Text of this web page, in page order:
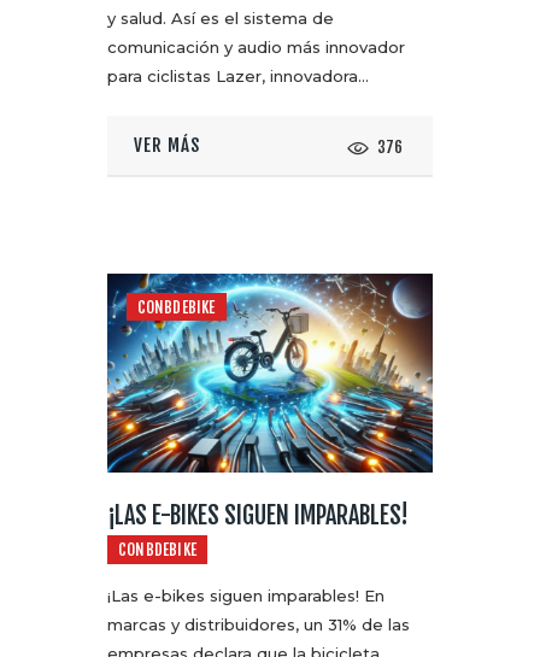
y salud. Así es el sistema de
comunicación y audio más innovador
para ciclistas Lazer, innovadora…
VER MÁS 376
CONBDEBIKE
¡LAS E-BIKES SIGUEN IMPARABLES!
CONBDEBIKE
¡Las e-bikes siguen imparables! En
marcas y distribuidores, un 31% de las